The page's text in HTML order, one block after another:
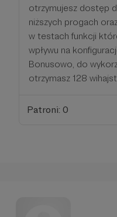
otrzymujesz dostęp
niższych progach
w testach funkcji
wpływu na
Bonusowo, do
otrzymasz 128
Patroni: 0